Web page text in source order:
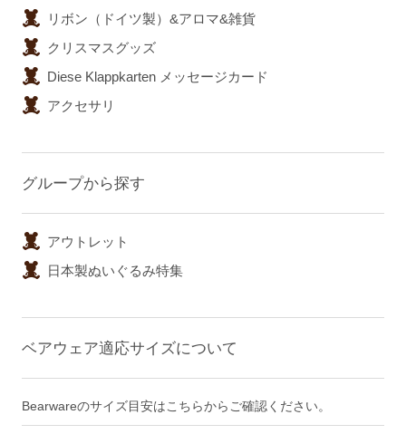
リボン（ドイツ製）&アロマ&雑貨
クリスマスグッズ
Diese Klappkarten メッセージカード
アクセサリ
グループから探す
アウトレット
日本製ぬいぐるみ特集
ベアウェア適応サイズについて
Bearwareのサイズ目安はこちらからご確認ください。